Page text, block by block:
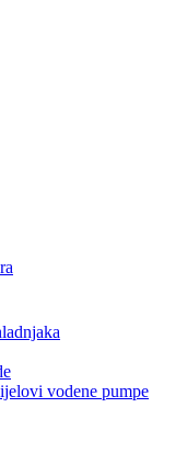
vodene pumpe